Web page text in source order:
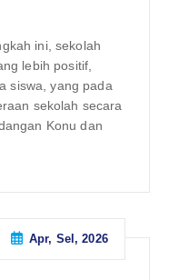
ini, sekolah
lebih positif,
siswa, yang pada
sekolah secara
Konu dan
Apr, Sel, 2026